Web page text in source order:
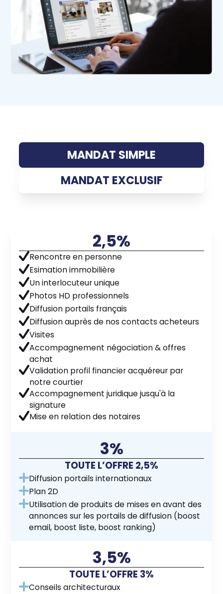
MANDAT SIMPLE
MANDAT EXCLUSIF
2,5%
Rencontre en personne
Esimation immobilière
Un interlocuteur unique
Photos HD professionnels
Diffusion portails français
Diffusion auprès de nos contacts acheteurs
Visites
Accompagnement négociation & offres
achat
Validation profil financier acquéreur par
notre courtier
Accompagnement juridique jusqu'à la
signature
Mise en relation des notaires
3%
TOUTE L’OFFRE 2,5%
Diffusion portails internationaux
Plan 2D
Utilisation de produits de mises en avant des
annonces sur les portails de diffusion (boost
email, boost liste, boost ranking)
3,5%
TOUTE L’OFFRE 3%
Conseils architecturaux